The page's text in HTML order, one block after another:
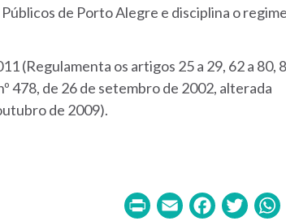
de Porto Alegre e disciplina o regime
(Regulamenta os artigos 25 a 29, 62 a 80,
478, de 26 de setembro de 2002, alterada
de 2009).
PrintEmail